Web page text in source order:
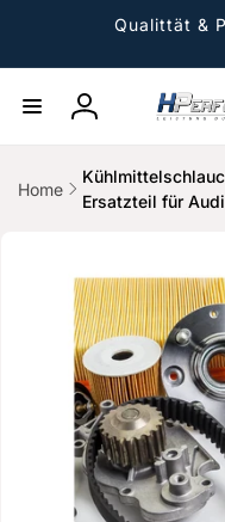
Qualittät &
Einloggen
Home
Ersatzteil für